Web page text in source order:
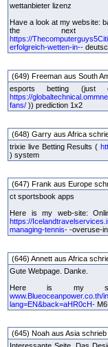
wettanbieter lizenz
Have a look at my website:
the next
https://
erfolgreich-wetten-in--
(649) Freeman aus South
esports betting
https://
fans/ )) prediction 1x2
(648) Garry aus Africa
trixie live Betting Results (
) system
(647) Frank aus Europe
ct sportsbook apps
Here is my web-site:
https://
managing-tennis- -overuse-
(646) Annett aus Africa
Gute Webpage. Danke.
Here is my
www.Blueoceanpower.co.th/
lang=EN&back=aHR0cH-
(645) Noah aus Asia